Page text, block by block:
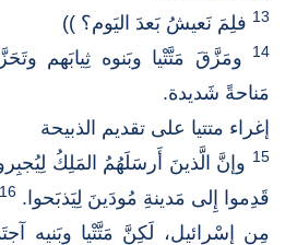
13 فلِمَ نَعيشُ بَعدَ اليَوم؟ ))
14
ومَزَّقَ مَتَّتْيا وبَنوه ثِيابَهم
مَناحةً شَديدة.
إغراء متتيا على تقديم الذبيحة
15 وإنَّ الَّذينَ أَرسَلَهُمُ المَلِكُ
قَدِموا إِلى مَدينةِ مُودَينَ لِيَذبَحوا. 16
مِن إِسْرائيل، لَكِنَّ مَتَّتْيا وبَنيه